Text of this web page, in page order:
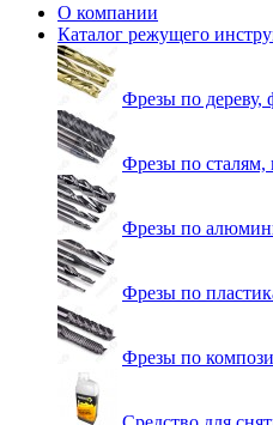
О компании
Каталог режущего
Фрезы по
Фрезы по сталям,
Фрезы по
Фрезы по
Фрезы по